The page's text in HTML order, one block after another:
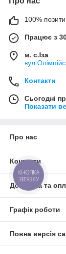
100%
Працює з
м. с.Іза
Контакти
Сьогодні
Показати
Про нас
Контакти
Доставка та
Графік роботи
Повна версія
КНОПКА
ЗВ'ЯЗКУ